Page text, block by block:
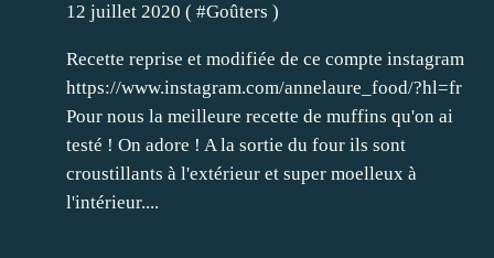
12 juillet 2020 ( #Goûters )
Recette reprise et modifiée de ce compte instagram
https://www.instagram.com/annelaure_food/?hl=fr
Pour nous la meilleure recette de muffins qu'on ai
testé ! On adore ! A la sortie du four ils sont
croustillants à l'extérieur et super moelleux à
l'intérieur....